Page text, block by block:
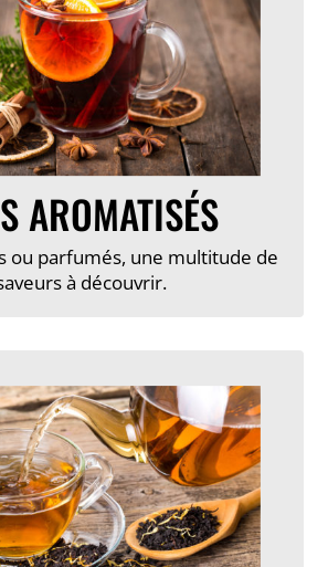
AROMATISÉS
ou parfumés, une multitude de
à découvrir.